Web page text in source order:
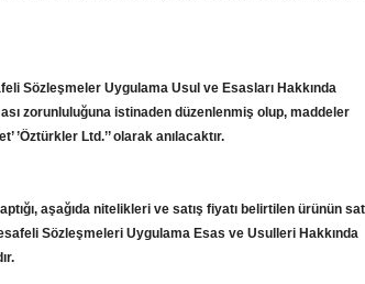
Sözleşmeler Uygulama Usul ve Esasları Hakkında
zorunluluğuna istinaden düzenlenmiş olup, maddeler
’Öztürkler Ltd.’’ olarak anılacaktır.
aşağıda nitelikleri ve satış fiyatı belirtilen ürünün
Sözleşmeleri Uygulama Esas ve Usulleri Hakkında